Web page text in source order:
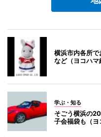
横浜市内各所
など（ヨコハマ
学ぶ・知る
そごう横浜の
子会福袋も（ヨ